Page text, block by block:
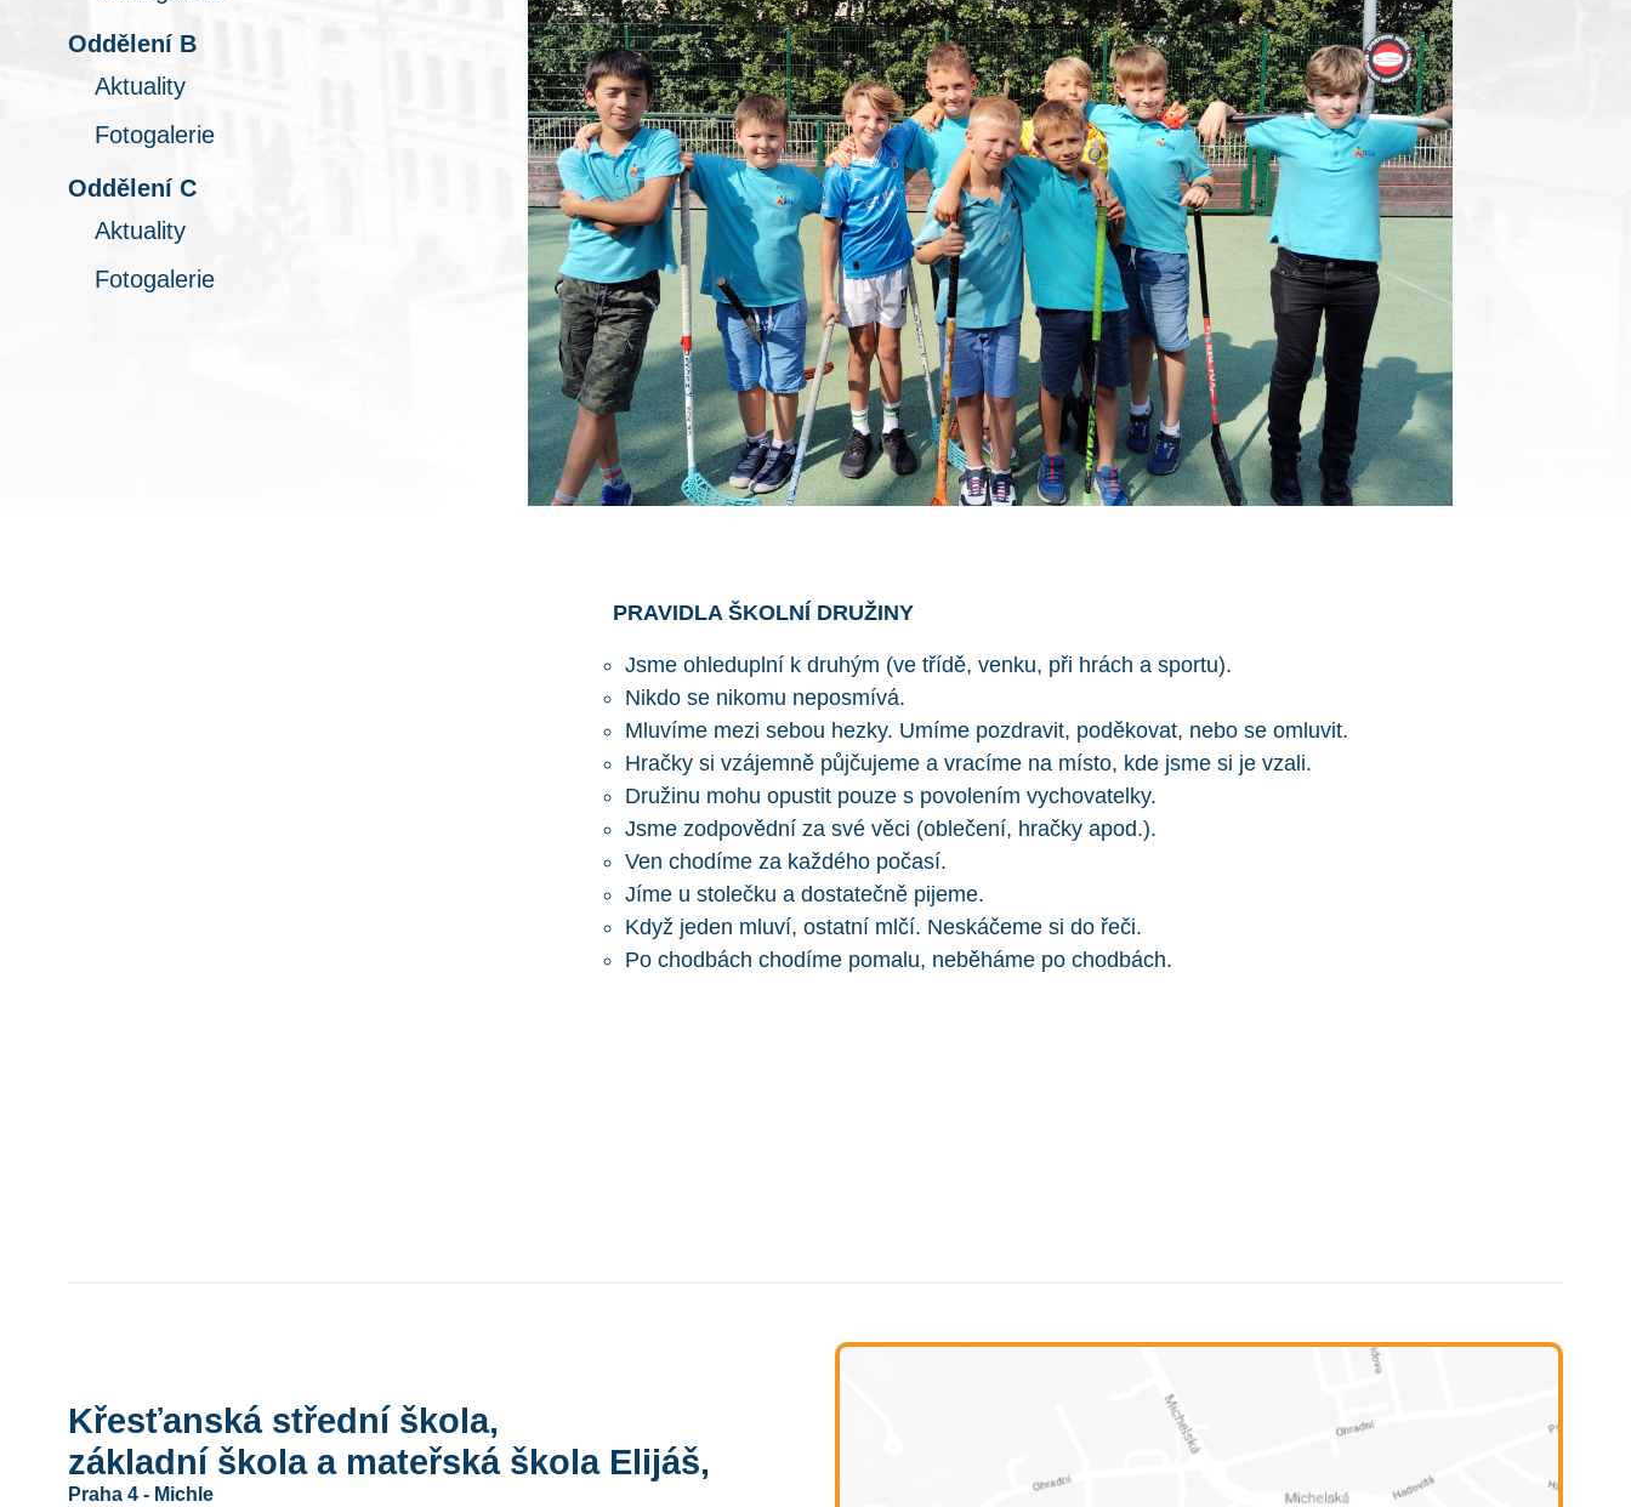
Oddělení B
Aktuality
Fotogalerie
Oddělení C
Aktuality
Fotogalerie
PRAVIDLA ŠKOLNÍ DRUŽINY
Jsme ohleduplní k druhým (ve třídě, venku, při hrách a sportu).
Nikdo se nikomu neposmívá.
Mluvíme mezi sebou hezky. Umíme pozdravit, poděkovat, nebo se omluvit.
Hračky si vzájemně půjčujeme a vracíme na místo, kde jsme si je vzali.
Družinu mohu opustit pouze s povolením vychovatelky.
Jsme zodpovědní za své věci (oblečení, hračky apod.).
Ven chodíme za každého počasí.
Jíme u stolečku a dostatečně pijeme.
Když jeden mluví, ostatní mlčí. Neskáčeme si do řeči.
Po chodbách chodíme pomalu, neběháme po chodbách.
Křesťanská střední škola,
základní škola a mateřská škola Elijáš,
Praha 4 - Michle